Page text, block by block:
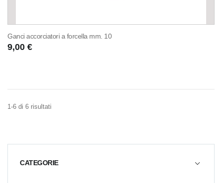
CATEGORIE
Ganci accorciatori a forcella mm. 10
9,00 €
1-6 di 6 risultati